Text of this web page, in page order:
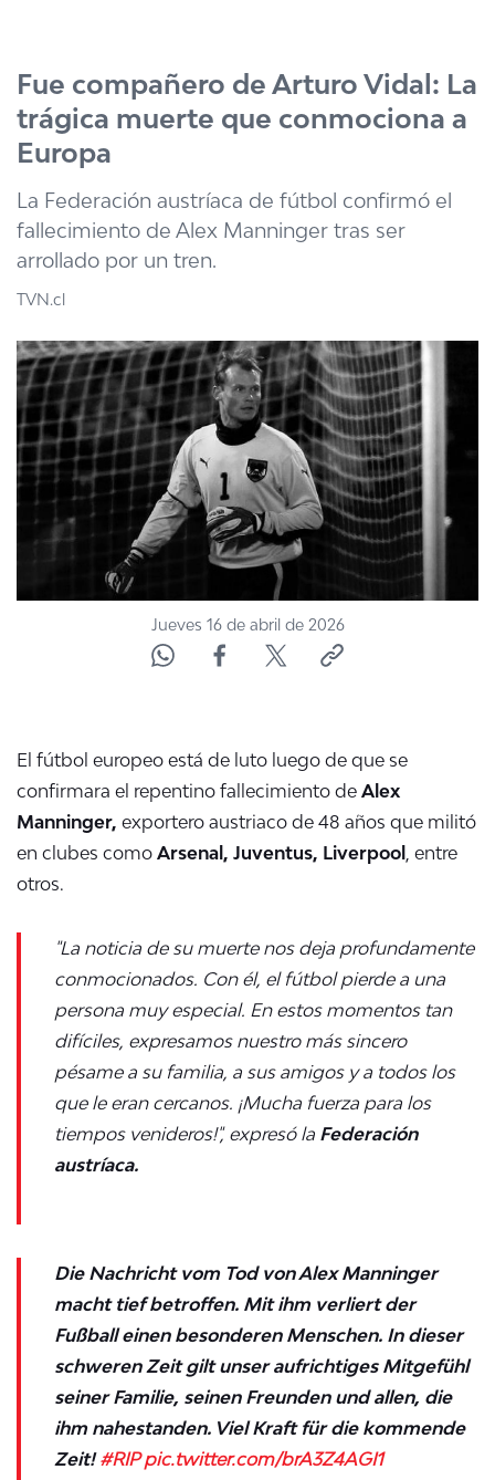
Fue compañero de Arturo Vidal: La
trágica muerte que conmociona a
Europa
La Federación austríaca de fútbol confirmó el
fallecimiento de Alex Manninger tras ser
arrollado por un tren.
TVN.cl
Jueves 16 de abril de 2026
El fútbol europeo está de luto luego de que se
confirmara el repentino fallecimiento de Alex
Manninger, exportero austriaco de 48 años que militó
en clubes como Arsenal, Juventus, Liverpool , entre
otros.
"La noticia de su muerte nos deja profundamente
conmocionados. Con él, el fútbol pierde a una
persona muy especial. En estos momentos tan
difíciles, expresamos nuestro más sincero
pésame a su familia, a sus amigos y a todos los
que le eran cercanos. ¡Mucha fuerza para los
tiempos venideros!", expresó la Federación
austríaca.
Die Nachricht vom Tod von Alex Manninger
macht tief betroffen. Mit ihm verliert der
Fußball einen besonderen Menschen. In dieser
schweren Zeit gilt unser aufrichtiges Mitgefühl
seiner Familie, seinen Freunden und allen, die
ihm nahestanden. Viel Kraft für die kommende
Zeit!#RIP pic.twitter.com/brA3Z4AGI1